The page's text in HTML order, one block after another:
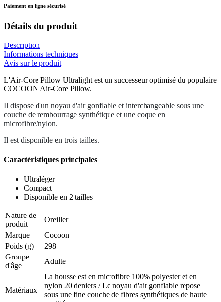
Paiement en ligne sécurisé
Détails du produit
Description
Informations techniques
Avis sur le produit
L'Air-Core Pillow Ultralight est un successeur optimisé du populaire
COCOON Air-Core Pillow.
Il dispose d'un noyau d'air gonflable et interchangeable sous une
couche de rembourrage synthétique et une coque en
microfibre/nylon.
Il est disponible en trois tailles.
Caractéristiques principales
Ultraléger
Compact
Disponible en 2 tailles
Nature de
produit
Oreiller
Marque
Cocoon
Poids (g)
298
Groupe
d'âge
Adulte
Matériaux
La housse est en microfibre 100% polyester et en
nylon 20 deniers / Le noyau d'air gonflable repose
sous une fine couche de fibres synthétiques de haute